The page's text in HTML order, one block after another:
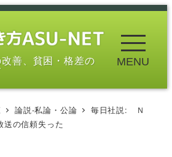
善、貧困・格差の MENU
論説-私論・公論
毎日社説: Ｎ
の信頼失った